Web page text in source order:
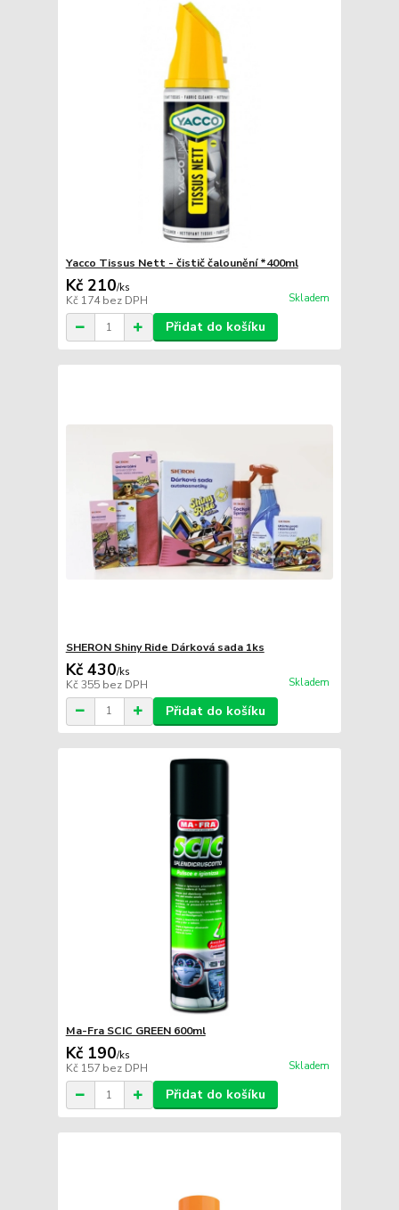
Yacco Tissus Nett - čistič čalounění *400ml
Kč 210/ks
Kč 174bez DPH Skladem
Přidat do košíku
SHERON Shiny Ride Dárková sada 1ks
Kč 430/ks
Kč 355 bez DPH Skladem
Přidat do košíku
Ma-Fra SCIC GREEN 600ml
Kč 190/ks
Kč 157 bez DPH Skladem
Přidat do košíku